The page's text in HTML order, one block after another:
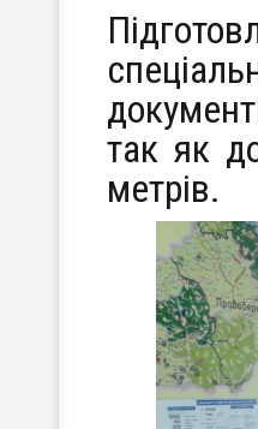
так як
метрів.